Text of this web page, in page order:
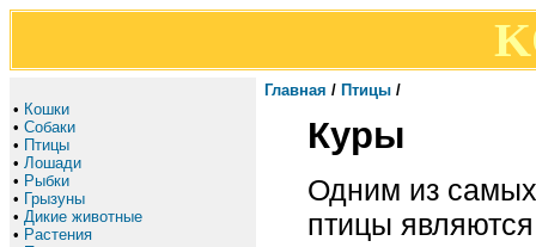
• Кошки
• Собаки
• Птицы
• Лошади
• Рыбки
• Грызуны
• Дикие животные
• Растения
Главная / Птицы /
Куры
Одним из
птицы